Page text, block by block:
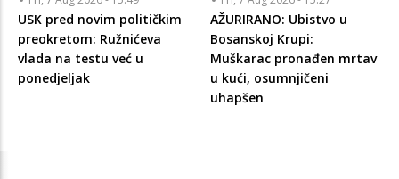
USK pred novim političkim
preokretom: Ružnićeva
vlada na testu već u
ponedjeljak
AŽURIRANO: Ubistvo u
Bosanskoj Krupi:
Muškarac pronađen mrtav
u kući, osumnjičeni
uhapšen